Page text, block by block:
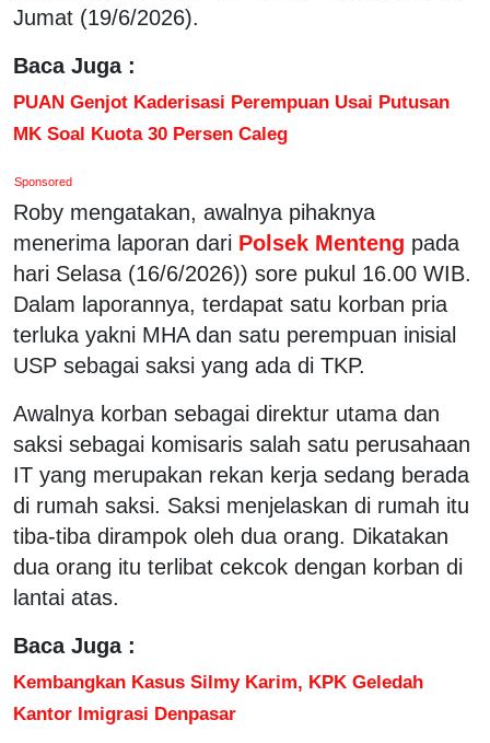
Jumat (19/6/2026).
Baca Juga :
PUAN Genjot Kaderisasi Perempuan Usai Putusan
MK Soal Kuota 30 Persen Caleg
Sponsored
Roby mengatakan, awalnya pihaknya
menerima laporan dari Polsek Menteng pada
hari Selasa (16/6/2026)) sore pukul 16.00 WIB.
Dalam laporannya, terdapat satu korban pria
terluka yakni MHA dan satu perempuan inisial
USP sebagai saksi yang ada di TKP.
Awalnya korban sebagai direktur utama dan
saksi sebagai komisaris salah satu perusahaan
IT yang merupakan rekan kerja sedang berada
di rumah saksi. Saksi menjelaskan di rumah itu
tiba-tiba dirampok oleh dua orang. Dikatakan
dua orang itu terlibat cekcok dengan korban di
lantai atas.
Baca Juga :
Kembangkan Kasus Silmy Karim, KPK Geledah
Kantor Imigrasi Denpasar